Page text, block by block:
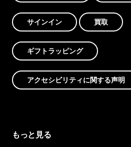
サインイン 買取
ギフトラッピング
アクセシビリティに関する声明
もっと見る